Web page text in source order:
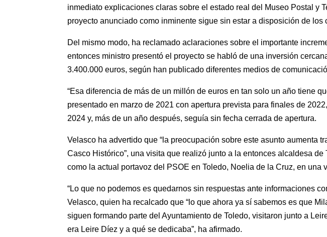
inmediato explicaciones claras sobre el estado real del Museo Postal y
proyecto anunciado como inminente sigue sin estar a disposición de los
Del mismo modo, ha reclamado aclaraciones sobre el importante
entonces ministro presentó el proyecto se habló de una inversión
3.400.000 euros, según han publicado diferentes medios de
“Esa diferencia de más de un millón de euros en tan solo un año tiene
presentado en marzo de 2021 con apertura prevista para finales de
2024 y, más de un año después, seguía sin fecha cerrada de apertura.
Velasco ha advertido que “la preocupación sobre este asunto aumenta
Casco Histórico”, una visita que realizó junto a la entonces alcaldesa
como la actual portavoz del PSOE en Toledo, Noelia de la Cruz, en
“Lo que no podemos es quedarnos sin respuestas ante informaciones
Velasco, quien ha recalcado que “lo que ahora ya sí sabemos es que
siguen formando parte del Ayuntamiento de Toledo, visitaron junto a
era Leire Díez y a qué se dedicaba”, ha afirmado.